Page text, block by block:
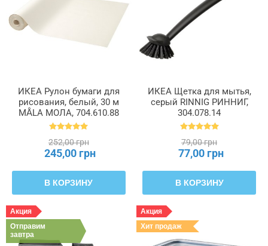
ИКЕА Рулон бумаги для
рисования, белый, 30 м
MÅLA МОЛА, 704.610.88
252,00 грн
245,00 грн
В КОРЗИНУ
ИКЕА Щетка для мытья,
серый RINNIG РИННИГ,
304.078.14
79,00 грн
77,00 грн
В КОРЗИНУ
Акция
Отправим
завтра
Акция
Хит продаж